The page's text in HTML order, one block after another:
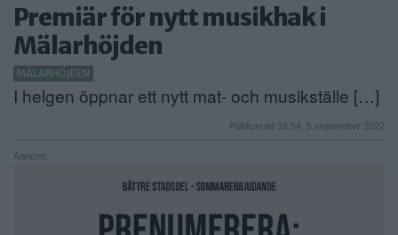
Premiär för nytt musikhak i
Mälarhöjden
MÄLARHÖJDEN
I helgen öppnar ett nytt mat- och musikställe […]
Publicerad 16:54, 5 september 2022
Annons: